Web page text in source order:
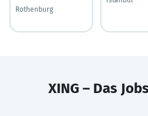
Rothenburg
XING – Das